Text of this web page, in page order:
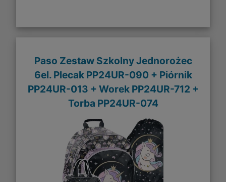
Paso Zestaw Szkolny Jednorożec
6el. Plecak PP24UR-090 + Piórnik
PP24UR-013 + Worek PP24UR-712 +
Torba PP24UR-074